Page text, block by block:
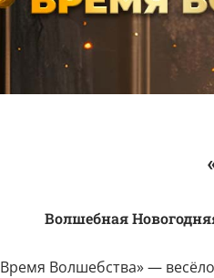
Волшебная
Волшебства» —